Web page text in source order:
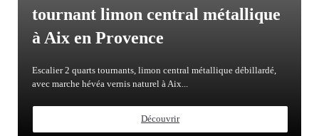
tournant limon central métallique
à Aix en Provence
Escalier 2 quarts tournants, limon central métallique débillardé,
avec marche hévéa vernis naturel à Aix...
Découvrir